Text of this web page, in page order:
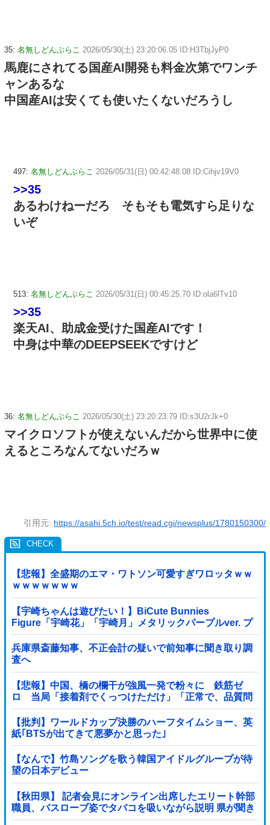
35: 名無しどんぶらこ 2026/05/30(土) 23:20:06.05 ID:H3TbjJyP0
馬鹿にされてる国産AI開発も料金次第でワンチ
ャンあるな
中国産AIは安くても使いたくないだろうし
497: 名無しどんぶらこ 2026/05/31(日) 00:42:48.08 ID:Cihjv19V0
>>35
あるわけねーだろ そもそも電気すら足りな
いぞ
513: 名無しどんぶらこ 2026/05/31(日) 00:45:25.70 ID:ola6lTv10
>>35
楽天AI、助成金受けた国産AIです！
中身は中華のDEEPSEEKですけど
36: 名無しどんぶらこ 2026/05/30(土) 23:20:23.79 ID:s3U2rJk+0
マイクロソフトが使えないんだから世界中に使
えるところなんてないだろｗ
引用元: https://asahi.5ch.io/test/read.cgi/newsplus/1780150300/
【悲報】全盛期のエマ・ワトソン可愛すぎワロッタｗｗ
ｗｗｗｗｗｗｗ
【宇崎ちゃんは遊びたい！】BiCute Bunnies
Figure「宇崎花」「宇崎月」メタリックパープルver. プ
ライズフィギュア【ラウンドワン限定で展開決定】
兵庫県斎藤知事、不正会計の疑いで前知事に聞き取り調
査へ
【悲報】中国、橋の欄干が強風一発で粉々に 鉄筋ゼ
ロ 当局「接着剤でくっつけただけ」「正常で、品質問
題はない」
【批判】ワールドカップ決勝のハーフタイムショー、英
紙｢BTSが出てきて悪夢かと思った｣
【なんで】竹島ソングを歌う韓国アイドルグループが待
望の日本デビュー
【秋田県】 記者会見にオンライン出席したエリート幹部
職員、バスローブ姿でタバコを吸いながら説明 県が聞き
取りへ